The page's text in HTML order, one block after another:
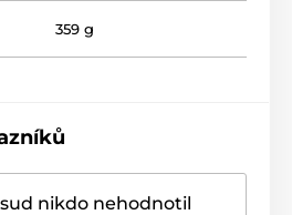
359 g
nikdo nehodnotil